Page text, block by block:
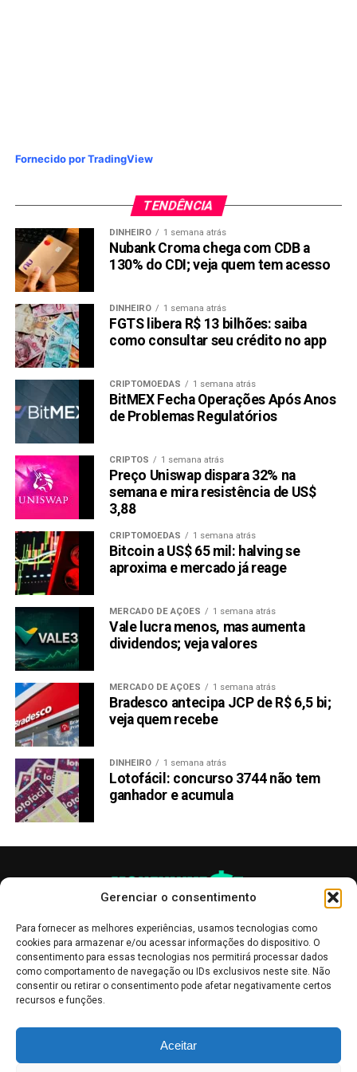
Gerenciar o consentimento
Para fornecer as melhores experiências, usamos tecnologias como
cookies para armazenar e/ou acessar informações do dispositivo. O
consentimento para essas tecnologias nos permitirá processar dados
como comportamento de navegação ou IDs exclusivos neste site. Não
consentir ou retirar o consentimento pode afetar negativamente certos
recursos e funções.
Aceitar
Fornecido por TradingView
TENDÊNCIA
DINHEIRO 1 semana atrás
Nubank Croma chega com CDB a
130% do CDI; veja quem tem acesso
DINHEIRO 1 semana atrás
FGTS libera R$ 13 bilhões: saiba
como consultar seu crédito no app
CRIPTOMOEDAS 1 semana atrás
BitMEX Fecha Operações Após Anos
de Problemas Regulatórios
CRIPTOS 1 semana atrás
Preço Uniswap dispara 32% na
semana e mira resistência de US$
3,88
CRIPTOMOEDAS 1 semana atrás
Bitcoin a US$ 65 mil: halving se
aproxima e mercado já reage
MERCADO DE AÇÕES 1 semana atrás
Vale lucra menos, mas aumenta
dividendos; veja valores
MERCADO DE AÇÕES 1 semana atrás
Bradesco antecipa JCP de R$ 6,5 bi;
veja quem recebe
DINHEIRO 1 semana atrás
Lotofácil: concurso 3744 não tem
ganhador e acumula
informativo, servindo como boletins de divulgação, e não devem ser
interpretadas como recomendações de investimento.Leia mais